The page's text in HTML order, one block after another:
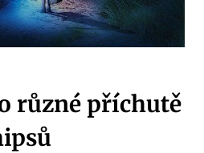
různé příchutě